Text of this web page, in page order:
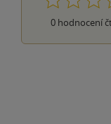
0 hodnocení